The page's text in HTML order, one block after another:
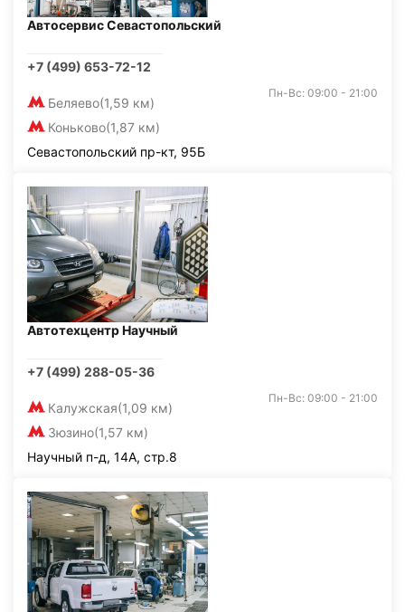
Автосервис Севастопольский
+7 (499) 653-72-12
Беляево(1,59 км)
Коньково(1,87 км)
Пн-Вс: 09:00 - 21:00
Севастопольский пр-кт, 95Б
Автотехцентр Научный
+7 (499) 288-05-36
Калужская(1,09 км)
Зюзино(1,57 км)
Пн-Вс: 09:00 - 21:00
Научный п-д, 14А, стр.8